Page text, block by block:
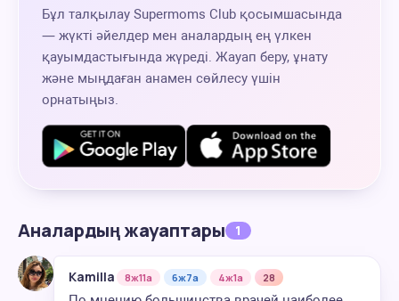
Бұл талқылау Supermoms Club қосымшасында
— жүкті әйелдер мен аналардың ең үлкен
қауымдастығында жүреді. Жауап беру, ұнату
және мыңдаған анамен сөйлесу үшін
орнатыңыз.
Аналардың жауаптары 1
Kamilla 8ж11а 6ж7а 4ж1а 28